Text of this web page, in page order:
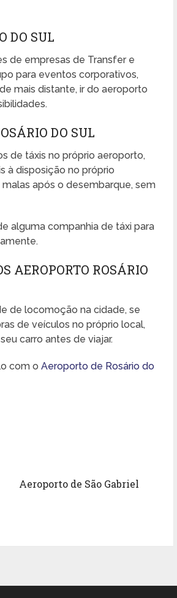
DO SUL
de empresas de Transfer e
para eventos corporativos,
mais distante, ir do aeroporto
DO SUL
de táxis no próprio aeroporto,
à disposição no próprio
após o desembarque, sem
alguma companhia de táxi para
AEROPORTO ROSÁRIO
de locomoção na cidade, se
de veículos no próprio local,
carro antes de viajar.
com oAeroporto de Rosário do
Aeroporto de São Gabriel